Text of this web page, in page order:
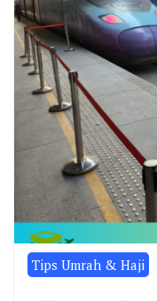
Tips Umrah & Haji